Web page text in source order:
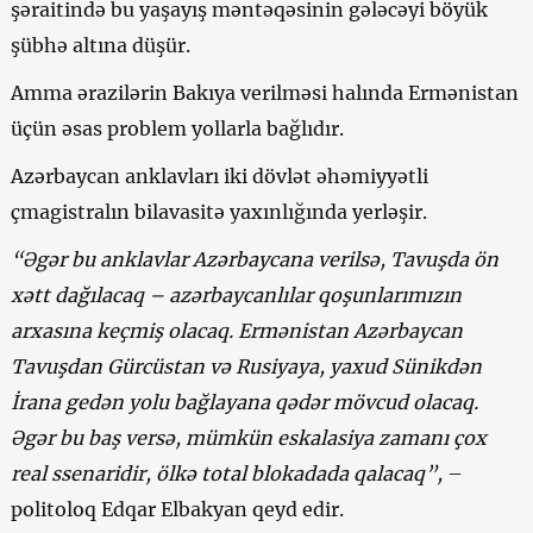
şəraitində bu yaşayış məntəqəsinin gələcəyi böyük
şübhə altına düşür.
Amma ərazilərin Bakıya verilməsi halında Ermənistan
üçün əsas problem yollarla bağlıdır.
Azərbaycan anklavları iki dövlət əhəmiyyətli
çmagistralın bilavasitə yaxınlığında yerləşir.
“Əgər bu anklavlar Azərbaycana verilsə, Tavuşda ön
xətt dağılacaq – azərbaycanlılar qoşunlarımızın
arxasına keçmiş olacaq. Ermənistan Azərbaycan
Tavuşdan Gürcüstan və Rusiyaya, yaxud Sünikdən
İrana gedən yolu bağlayana qədər mövcud olacaq.
Əgər bu baş versə, mümkün eskalasiya zamanı çox
real ssenaridir, ölkə total blokadada qalacaq”, –
politoloq Edqar Elbakyan qeyd edir.